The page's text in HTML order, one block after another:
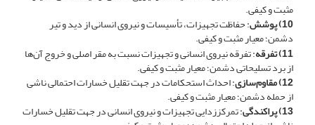
مثبت و کیفی.
10) پوشش : حفاظت تجهیزات، تأسیسات و نیروی انسانی از دید و تیر
دشمن؛ معیار مثبت و کیفی.
11) تفرقه : تفرقه نیروی انسانی و تجهیزات نسبت به مقر اصلی و خروج آن‌ها
از برد تسلیحاتی دشمن؛ معیار مثبت و کیفی.
12) مقاوم‌سازی : احداث استحکامات در جهت تقلیل خسارات احتمالی ناشی
از حمله دشمن؛ معیار مثبت و کیفی.
13) پراکندگی : تمرکززدایی تجهیزات و نیروی انسانی در جهت تقلیل خسارات